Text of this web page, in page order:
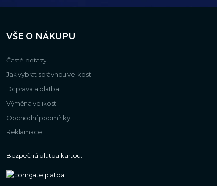
VŠE O NÁKUPU
Časté dotazy
Jak vybrat správnou velikost
Doprava a platba
Výměna velikosti
Obchodní podmínky
Reklamace
Bezpečná platba kartou: